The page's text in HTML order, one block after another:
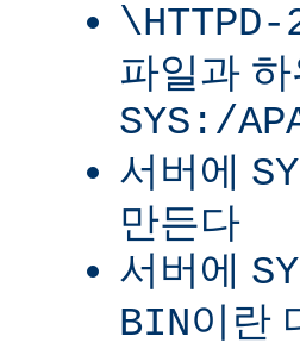
\HTTPD-
파일과
SYS:/
서버에
만든다
서버에
BIN이란